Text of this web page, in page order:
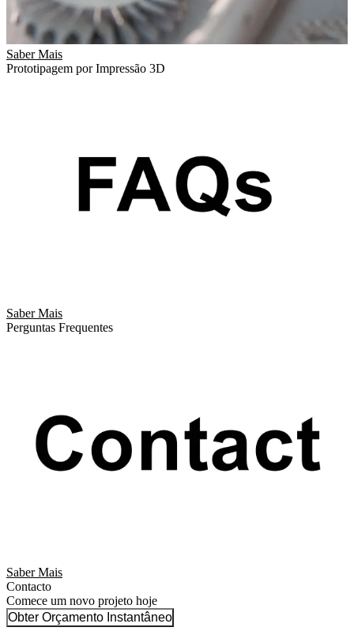
Saber Mais
Prototipagem por Impressão 3D
Saber Mais
Perguntas Frequentes
Saber Mais
Contacto
Comece um novo projeto hoje
Obter Orçamento Instantâneo